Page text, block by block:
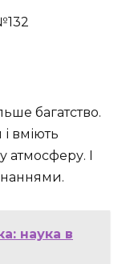
багатство.
вміють
атмосферу. І
наука в